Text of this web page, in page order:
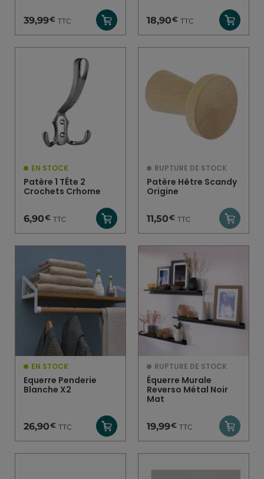
39,99€ TTC 18,90€ TTC
EN STOCK
Patère 1 TÊte 2
Crochets Crhome
6,90€ TTC
RUPTURE DE STOCK
Patère Hêtre Scandy
Origine
11,50€ TTC
EN STOCK
Equerre Penderie
Blanche X2
26,90€ TTC
RUPTURE DE STOCK
Équerre Murale
Reverso Métal Noir
Mat
19,99€ TTC